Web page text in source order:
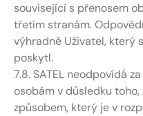
související s přenosem
třetím stranám.
výhradně Uživatel, který
poskytl.
7.8. SATEL neodpovídá
osobám v důsledku
způsobem, který je v